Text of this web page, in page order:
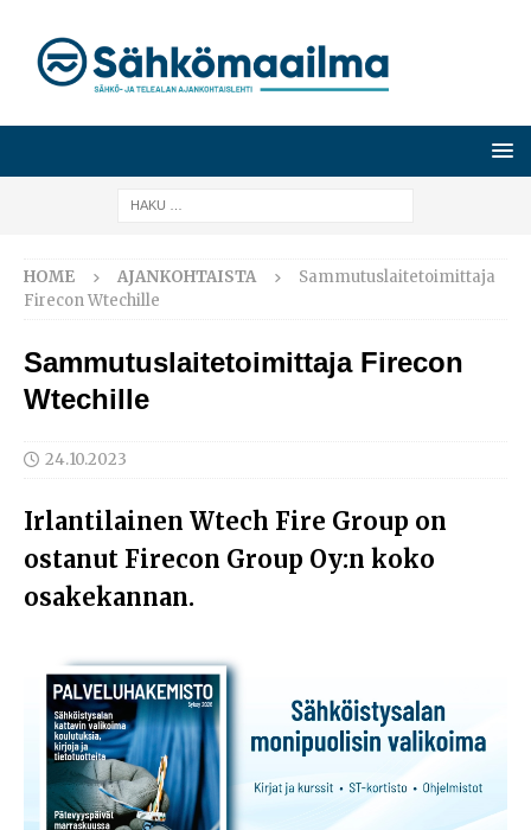
HOME AJANKOHTAISTA
Sammutuslaitetoimittaja
Firecon Wtechille
Sammutuslaitetoimittaja Firecon
Wtechille
24.10.2023
Irlantilainen Wtech Fire Group on
ostanut Firecon Group Oy:n koko
osakekannan.